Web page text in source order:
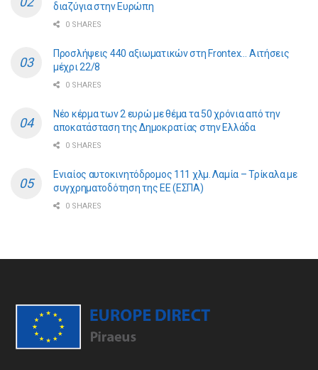
διαζύγια στην Ευρώπη
0 SHARES
Προσλήψεις 440 αξιωματικών στη Frontex… Αιτήσεις
μέχρι 22/8
0 SHARES
Νέο κέρμα των 2 ευρώ με θέμα τα 50 χρόνια από την
αποκατάσταση της Δημοκρατίας στην Ελλάδα
0 SHARES
Ενιαίος αυτοκινητόδρομος 111 χλμ. Λαμία – Τρίκαλα με
συγχρηματοδότηση της ΕE (ΕΣΠΑ)
0 SHARES